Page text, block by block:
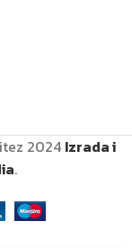
2024 Izrada i
.